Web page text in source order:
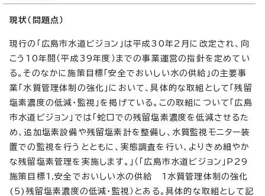
現状（問題点）
現行の「広島市水道ビジョン」は平成30年2月に改定され、向
こう10年間（平成39年度）までの事業運営の指針を定めてい
る。そのなかに施策目標「安全でおいしい水の供給」の主要事
業「水質管理体制の強化」において、具体的な取組として「残留
塩素濃度の低減・監視」を掲げている。この取組について「広島
市水道ビジョン」では「蛇口での残留塩素濃度を低減させるた
め、追加塩素設備や残留塩素計を整備し、水質監視モニター装
置での監視を行うとともに、実態調査を行い、よりきめ細やか
な残留塩素管理を実施します。」（「広島市水道ビジョン」P29
施策目標1.安全でおいしい水の供給 1水質管理体制の強化
(5)残留塩素濃度の低減・監視）とある。具体的な取組として記